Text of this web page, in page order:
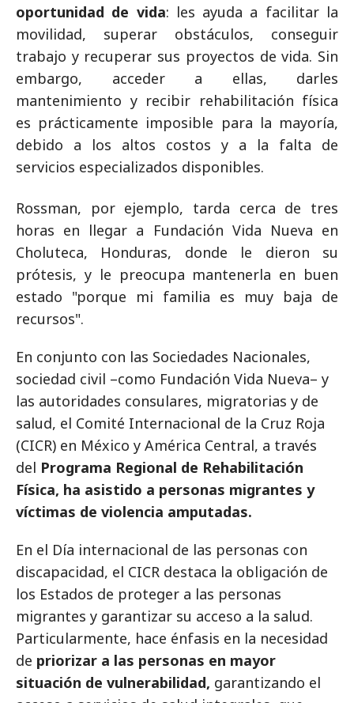
oportunidad de vida: les ayuda a facilitar la
movilidad, superar obstáculos, conseguir
trabajo y recuperar sus proyectos de vida. Sin
embargo, acceder a ellas, darles
mantenimiento y recibir rehabilitación física
es prácticamente imposible para la mayoría,
debido a los altos costos y a la falta de
servicios especializados disponibles.
Rossman, por ejemplo, tarda cerca de tres
horas en llegar a Fundación Vida Nueva en
Choluteca, Honduras, donde le dieron su
prótesis, y le preocupa mantenerla en buen
estado "porque mi familia es muy baja de
recursos".
En conjunto con las Sociedades Nacionales,
sociedad civil –como Fundación Vida Nueva– y
las autoridades consulares, migratorias y de
salud, el Comité Internacional de la Cruz Roja
(CICR) en México y América Central, a través
del Programa Regional de Rehabilitación
Física, ha asistido a personas migrantes y
víctimas de violencia amputadas.
En el Día internacional de las personas con
discapacidad, el CICR destaca la obligación de
los Estados de proteger a las personas
migrantes y garantizar su acceso a la salud.
Particularmente, hace énfasis en la necesidad
de priorizar a las personas en mayor
situación de vulnerabilidad, garantizando el